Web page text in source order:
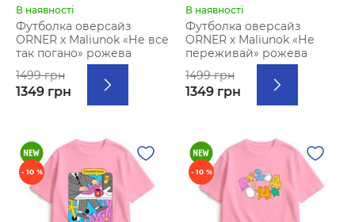
В наявності
Футболка оверсайз
ORNER х Maliunok «Не все
так погано» рожева
1499 грн
1349 грн
В наявності
Футболка оверсайз
ORNER х Maliunok «Не
переживай» рожева
1499 грн
1349 грн
- 10 % - 10 %